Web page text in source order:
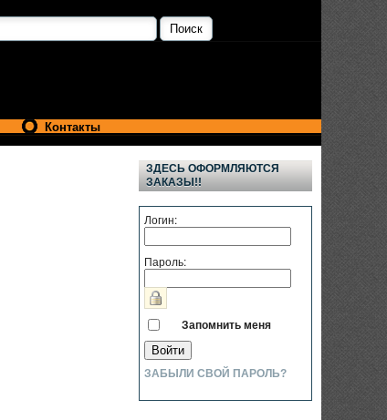
Контакты
ЗДЕСЬ ОФОРМЛЯЮТСЯ
ЗАКАЗЫ!!
Логин:
Пароль:
Запомнить меня
ЗАБЫЛИ СВОЙ ПАРОЛЬ?